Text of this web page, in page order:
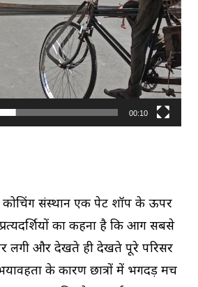
00:10
कोचिंग संस्थान एक पेट शॉप के ऊपर
का कहना है कि आग सबसे
लगी और देखते ही देखते पूरे परिसर
के कारण छात्रों में भगदड़ मच